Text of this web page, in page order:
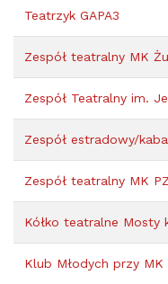
Teatrzyk GAPA3
Zespół teatralny MK
Zespół Teatralny im.
Zespół estradowy/
Zespół teatralny MK
Kółko teatralne Mosty
Klub Młodych przy MK